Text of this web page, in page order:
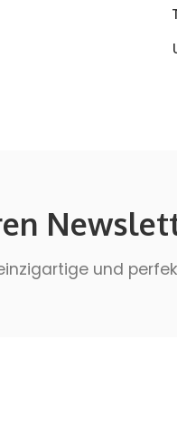
und